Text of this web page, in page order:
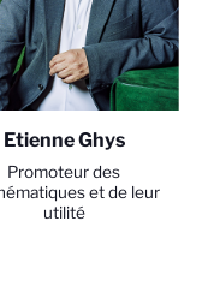
Etienne Ghys
Promoteur des
et de leur
utilité